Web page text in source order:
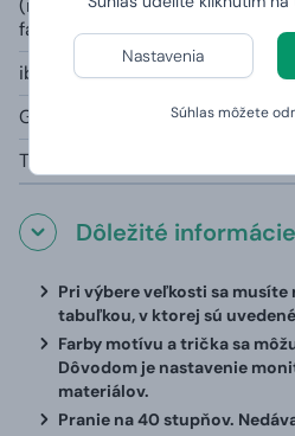
Nastavenia
Súhlas môžete
farby):
iba šedá farba melange:
Gramáž:
Tabuľka veľkostí:
Dôležité informácie
Pri výbere veľkosti sa
tabuľkou, v ktorej sú
Farby motívu a trička sa
Dôvodom je nastavenie
materiálov.
Pranie na 40 stupňov.